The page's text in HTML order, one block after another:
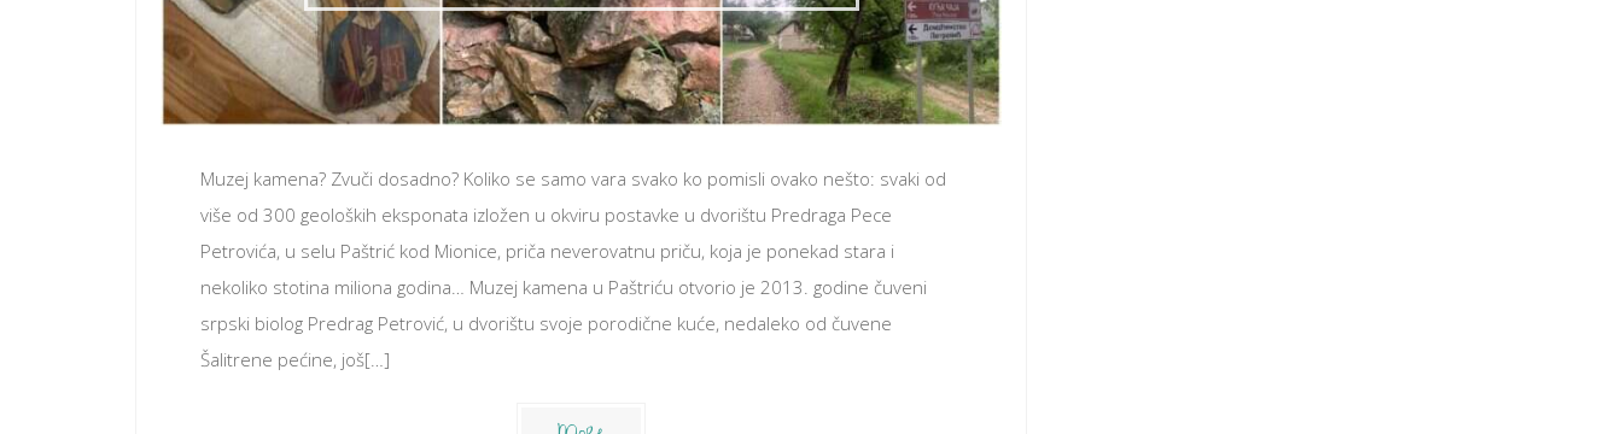
Muzej kamena? Zvuči dosadno? Koliko se samo vara svako ko pomisli ovako nešto: svaki od
više od 300 geoloških eksponata izložen u okviru postavke u dvorištu Predraga Pece
Petrovića, u selu Paštrić kod Mionice, priča neverovatnu priču, koja je ponekad stara i
nekoliko stotina miliona godina… Muzej kamena u Paštriću otvorio je 2013. godine čuveni
srpski biolog Predrag Petrović, u dvorištu svoje porodične kuće, nedaleko od čuvene
Šalitrene pećine, još[…]